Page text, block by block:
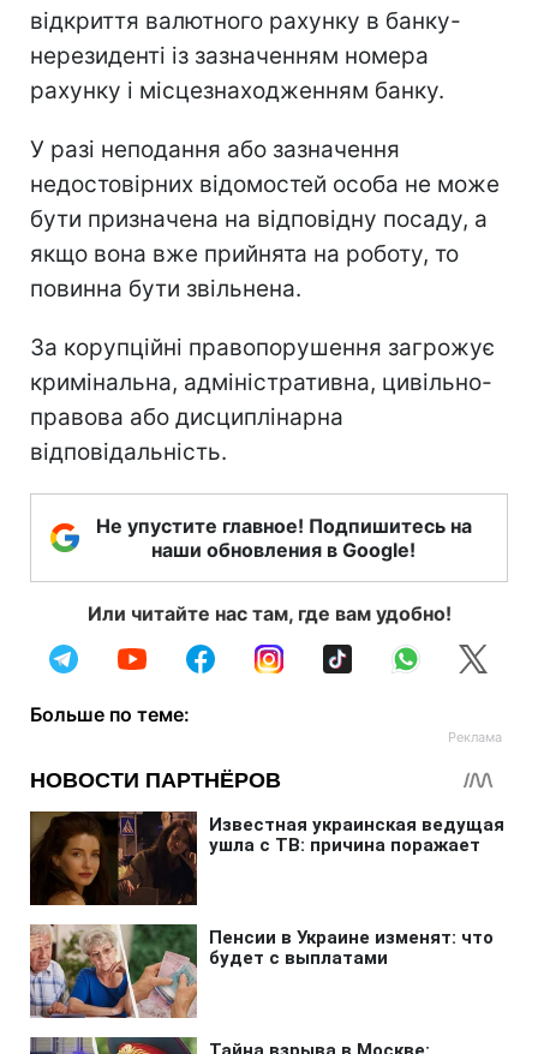
відкриття валютного рахунку в банку-
нерезиденті із зазначенням номера
рахунку і місцезнаходженням банку.
У разі неподання або зазначення
недостовірних відомостей особа не може
бути призначена на відповідну посаду, а
якщо вона вже прийнята на роботу, то
повинна бути звільнена.
За корупційні правопорушення загрожує
кримінальна, адміністративна, цивільно-
правова або дисциплінарна
відповідальність.
Не упустите главное! Подпишитесь на
наши обновления в Google!
Или читайте нас там, где вам удобно!
Больше по теме: